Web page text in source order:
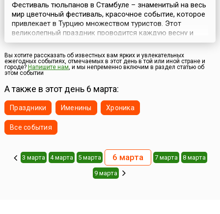
Фестиваль тюльпанов в Стамбуле – знаменитый на весь
мир цветочный фестиваль, красочное событие, которое
привлекает в Турцию множеством туристов. Этот
великолепный праздник проводится каждую весну и
длится примерно месяц. Ежегодно в апреле Стамбул
превращается в цветочный шедевр и становится
тюльпановой столицей мира. Миллионы тюльпанов
высаживают по всему городу. Их можно увидеть
Вы хотите рассказать об известных вам ярких и увлекательных
ежегодных событиях, отмечаемых в этот день в той или иной стране и
городе? Напишите нам, и мы непременно включим в раздел статью об
этом событии
А также в этот день 6 марта:
Праздники Именины Хроника
Все события
3 марта 4 марта 5 марта 6 марта 7 марта 8 марта
9 марта